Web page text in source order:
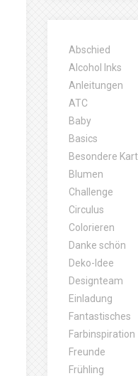
Abschied
Alcohol Inks
Anleitungen
ATC
Baby
Basics
Besondere
Blumen
Challenge
Circulus
Colorieren
Danke schön
Deko-Idee
Designteam
Einladung
Fantastisches
Farbinspiration
Freunde
Frühling